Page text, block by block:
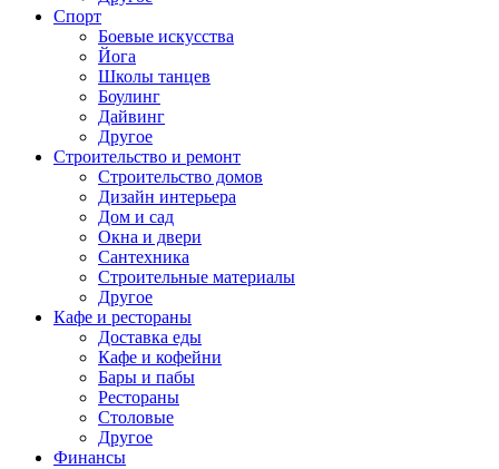
Спорт
Боевые искусства
Йога
Школы танцев
Боулинг
Дайвинг
Другое
Строительство и ремонт
Строительство домов
Дизайн интерьера
Дом и сад
Окна и двери
Сантехника
Строительные материалы
Другое
Кафе и рестораны
Доставка еды
Кафе и кофейни
Бары и пабы
Рестораны
Столовые
Другое
Финансы